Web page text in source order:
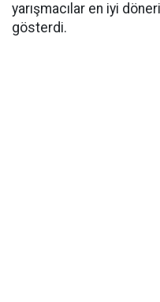
yarışmacılar en iyi
gösterdi.